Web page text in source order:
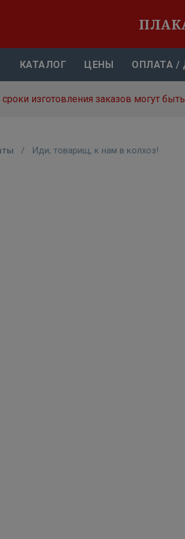
КАТАЛОГ ЦЕНЫ ОПЛАТА /
изготовления заказов могут
/ Иди, товарищ, к нам в колхоз!